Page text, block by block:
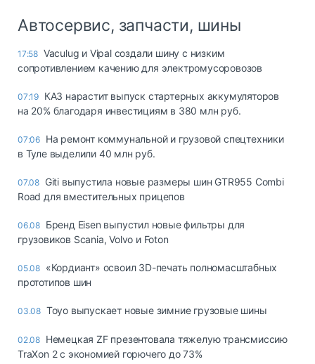
Автосервис, запчасти, шины
17:58 Vaculug и Vipal создали шину с низким
сопротивлением качению для электромусоровозов
07:19 КАЗ нарастит выпуск стартерных аккумуляторов
на 20% благодаря инвестициям в 380 млн руб.
07:06 На ремонт коммунальной и грузовой спецтехники
в Туле выделили 40 млн руб.
07.08 Giti выпустила новые размеры шин GTR955 Combi
Road для вместительных прицепов
06.08 Бренд Eisen выпустил новые фильтры для
грузовиков Scania, Volvo и Foton
05.08 «Кордиант» освоил 3D-печать полномасштабных
прототипов шин
03.08 Toyo выпускает новые зимние грузовые шины
02.08 Немецкая ZF презентовала тяжелую трансмиссию
TraXon 2 с экономией горючего до 73%